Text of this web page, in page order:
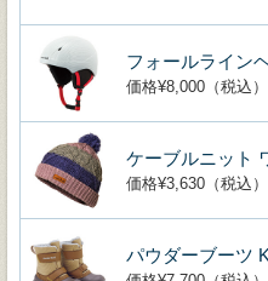
フォールライン
価格¥8,000（税込）
ケーブルニット
価格¥3,630（税込）
パウダーブーツ